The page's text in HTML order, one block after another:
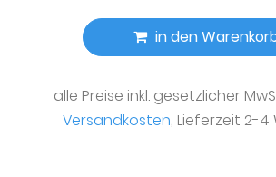
in den
alle Preise inkl. gesetzlicher
Versandkosten, Lieferzeit 2-4